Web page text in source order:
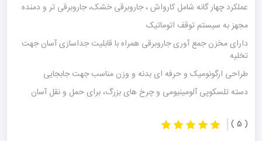
عملکرد چهار گانه شامل کارواش ، جاروبرقی خشک، جاروبرقی تر و دمنده
مجهز به سیستم توقف اتوماتیک
دارای مخزن جمع آوری جاروبرقی همراه با قابلیت جداسازی آسان جهت
تخلیه
طراحی ارگونومیک و حرفه ای بدنه و وزن مناسب جهت جابجایی
دسته تلسکوپی آلومینیومی و چرخ های بزرگ، برای حمل و نقل آسان
( 5 )